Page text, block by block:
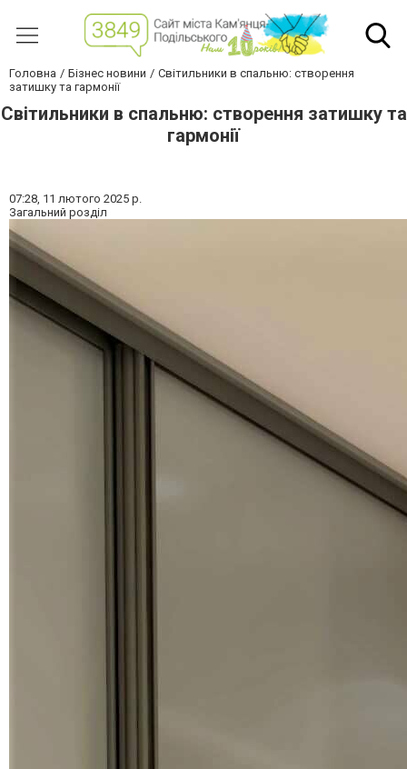
Головна Бізнес новини
Світильники в спальню: створення
затишку та гармонії
Світильники в спальню: створення затишку та
гармонії
07:28, 11 лютого 2025 р.
Загальний розділ